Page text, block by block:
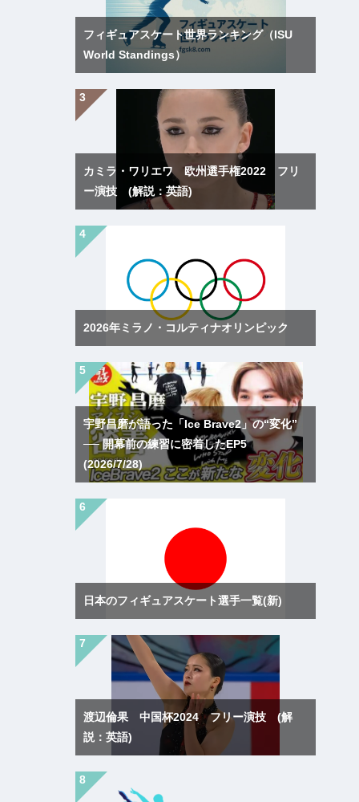
フィギュアスケート世界ランキング（ISU
World Standings）
カミラ・ワリエワ 欧州選手権2022 フリ
ー演技 (解説：英語)
2026年ミラノ・コルティナオリンピック
宇野昌磨が語った「Ice Brave2」の“変化”
── 開幕前の練習に密着したEP5
(2026/7/28)
日本のフィギュアスケート選手一覧(新)
渡辺倫果 中国杯2024 フリー演技 (解
説：英語)